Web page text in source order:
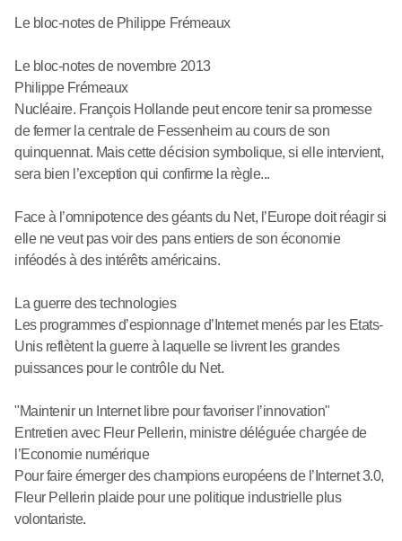
Le bloc-notes de Philippe Frémeaux
Le bloc-notes de novembre 2013
Philippe Frémeaux
Nucléaire. François Hollande peut encore tenir sa promesse
de fermer la centrale de Fessenheim au cours de son
quinquennat. Mais cette décision symbolique, si elle intervient,
sera bien l’exception qui confirme la règle...
Face à l’omnipotence des géants du Net, l’Europe doit réagir si
elle ne veut pas voir des pans entiers de son économie
inféodés à des intérêts américains.
La guerre des technologies
Les programmes d’espionnage d’Internet menés par les Etats-
Unis reflètent la guerre à laquelle se livrent les grandes
puissances pour le contrôle du Net.
"Maintenir un Internet libre pour favoriser l’innovation"
Entretien avec Fleur Pellerin, ministre déléguée chargée de
l’Economie numérique
Pour faire émerger des champions européens de l’Internet 3.0,
Fleur Pellerin plaide pour une politique industrielle plus
volontariste.